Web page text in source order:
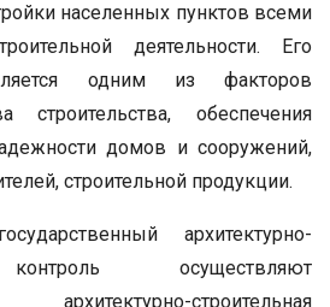
населенных пунктов всеми
деятельности. Его
одним из факторов
строительства, обеспечения
домов и сооружений,
строительной продукции.
архитектурно-
осуществляют
строительная